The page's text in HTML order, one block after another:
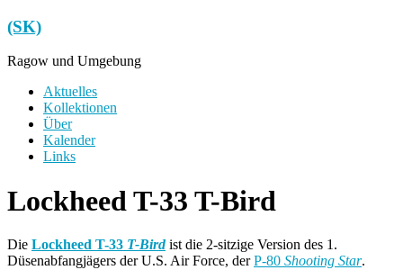
Zum
Inhalt
springen
(SK)
Ragow und Umgebung
Menü
Aktuelles
Kollektionen
Über
Kalender
Links
Lockheed T-33 T-Bird
Die Lockheed T-33 T-Birdist die 2-sitzige Version des 1.
Düsenabfangjägers der U.S. Air Force, derP-80 Shooting Star.